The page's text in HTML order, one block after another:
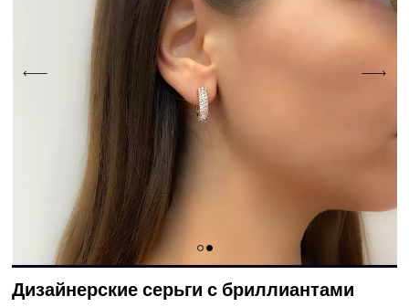
Дизайнерские серьги с бриллиантами